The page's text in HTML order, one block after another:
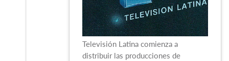
Televisión Latina comienza a
distribuir las producciones de